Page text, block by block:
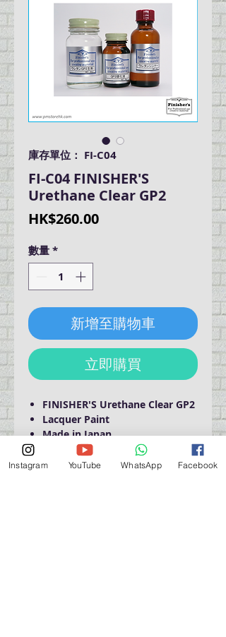
庫存單位： FI-C04
FI-C04 FINISHER'S
Urethane Clear GP2
HK$260.00價
數量*
新增至購物車
立即購買
FINISHER'S Urethane Clear GP2
Lacquer Paint
Made in Japan
Instagram YouTube WhatsApp Facebook